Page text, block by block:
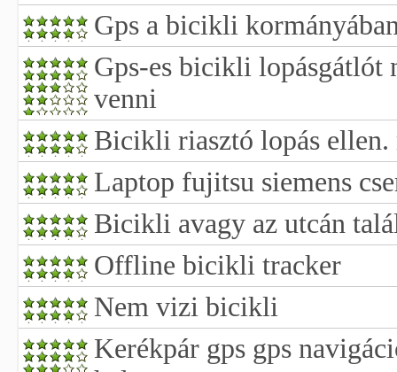
Gps a bicikli
Gps-es bicikli lopásgátlót
venni
Bicikli riasztó lopás ellen.
Laptop fujitsu siemens
Bicikli avagy az utcán
Offline bicikli tracker
Nem vizi bicikli
Kerékpár gps gps